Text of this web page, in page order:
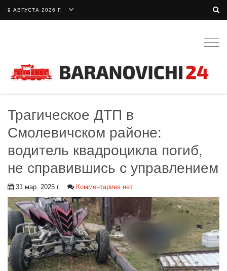
9 АВГУСТА 2026 Г.
Трагическое ДТП в
Смолевичском районе:
водитель квадроцикла погиб,
не справившись с управлением
31 мар. 2025 г. Комментариев нет